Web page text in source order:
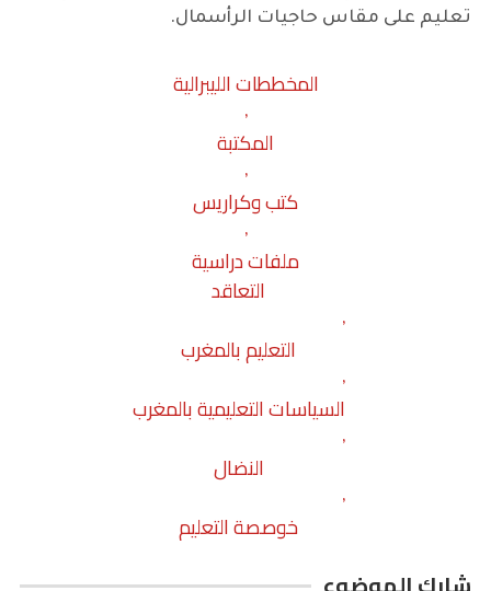
تعليم على مقاس حاجيات الرأسمال.
المخططات الليبرالية
,
المكتبة
,
كتب وكراريس
,
ملفات دراسية
التعاقد
,
التعليم بالمغرب
,
السياسات التعليمية بالمغرب
,
النضال
,
خوصصة التعليم